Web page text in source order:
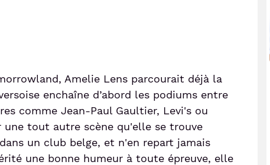
Amelie Lens parcourait déjà la
enchaîne d’abord les podiums entre
comme Jean-Paul Gaultier, Levi's ou
une tout autre scène qu'elle se trouve
un club belge, et n'en repart jamais
une bonne humeur à toute épreuve, elle